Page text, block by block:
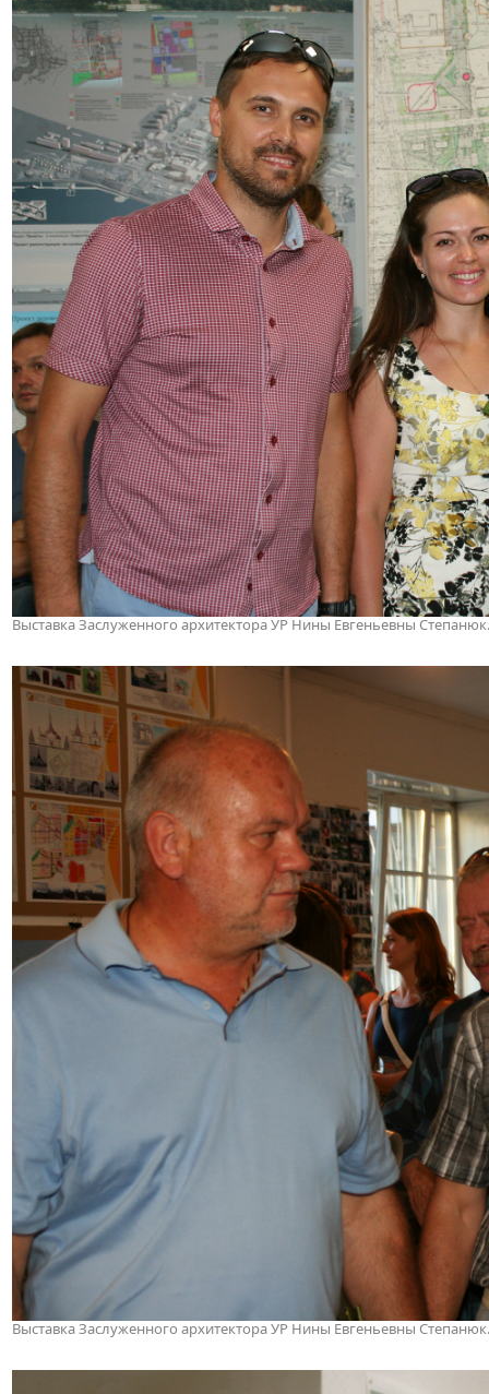
Выставка Заслуженного архитектора УР Нины Евгеньевны
Выставка Заслуженного архитектора УР Нины Евгеньевны